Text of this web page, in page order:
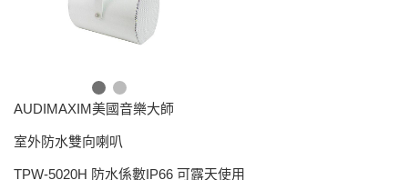
AUDIMAXIM美國音樂大師
室外防水雙向喇叭
TPW-5020H 防水係數IP66 可露天使用